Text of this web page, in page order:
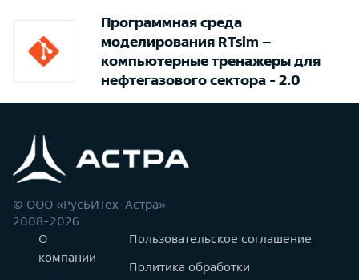
Программная среда
моделирования RTsim –
компьютерные тренажеры для
нефтегазового сектора - 2.0
© ООО «РусБИТех-Астра»
2008-2026
О
компании
Пользовательское соглашение
Политика обработки